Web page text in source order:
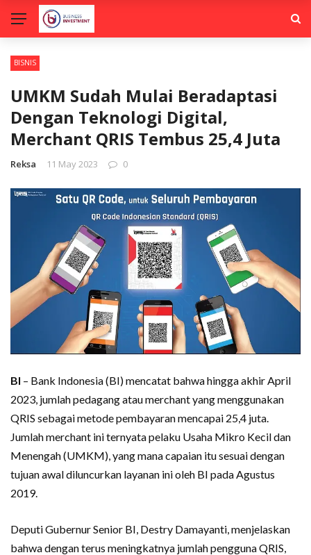
BISNIS
UMKM Sudah Mulai Beradaptasi
Dengan Teknologi Digital,
Merchant QRIS Tembus 25,4 Juta
Reksa 11 May 2023 0
BI – Bank Indonesia (BI) mencatat bahwa hingga akhir April
2023, jumlah pedagang atau merchant yang menggunakan
QRIS sebagai metode pembayaran mencapai 25,4 juta.
Jumlah merchant ini ternyata pelaku Usaha Mikro Kecil dan
Menengah (UMKM), yang mana capaian itu sesuai dengan
tujuan awal diluncurkan layanan ini oleh BI pada Agustus
2019.
Deputi Gubernur Senior BI, Destry Damayanti, menjelaskan
bahwa dengan terus meningkatnya jumlah pengguna QRIS,